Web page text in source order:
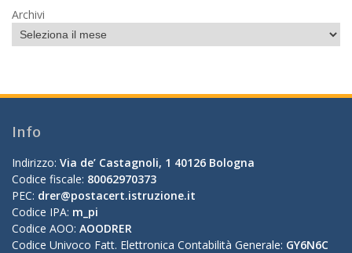
Archivi
Info
Indirizzo: Via de’ Castagnoli, 1 40126 Bologna
Codice fiscale: 80062970373
PEC: drer@postacert.istruzione.it
Codice IPA: m_pi
Codice AOO: AOODRER
Codice Univoco Fatt. Elettronica Contabilità Generale: GY6N6C